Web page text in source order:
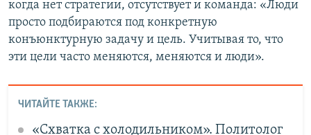
когда нет стратегии, отсутствует и команда: «Люди
просто подбираются под конкретную
конъюнктурную задачу и цель. Учитывая то, что
эти цели часто меняются, меняются и люди».
ЧИТАЙТЕ ТАКЖЕ:
«Схватка с холодильником». Политолог